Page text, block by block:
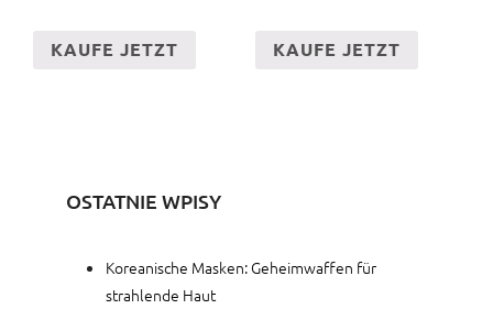
KAUFE JETZT KAUFE JETZT
OSTATNIE WPISY
Koreanische Masken: Geheimwaffen für
strahlende Haut